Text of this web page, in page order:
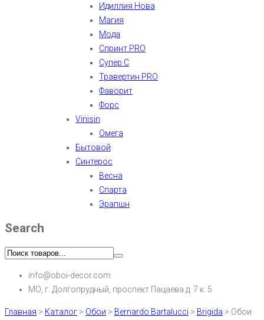
Идиллия Нова
Магия
Мода
Спринт PRO
Супер С
Травертин PRO
Фаворит
Форс
Vinisin
Омега
Бытовой
Синтерос
Весна
Спарта
Эрапшн
Search
info@oboi-decor.com
МО, г. Долгопрудный, проспект Пацаева д. 7 к. 5
Главная > Каталог > Обои > Bernardo Bartalucci > Brigida > Обои